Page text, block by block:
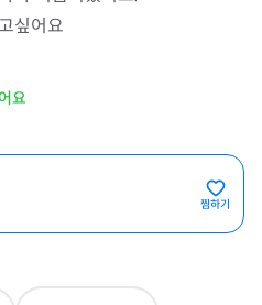
싶어요
요
찜하기